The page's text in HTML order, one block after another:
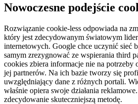
Nowoczesne podejście
Rozwiązanie cookie-less odpowiada na
który jest zdecydowanym światowym
internetowych. Google chce uczynić sieć
samym zrezygnować ze wspierania third
cookies zbiera informacje nie na potrzeby
jej partnerów. Na ich bazie tworzy się
uwzględniający dane z różnych portali.
właśnie opiera swoje działania
zdecydowanie skuteczniejszą metodę.